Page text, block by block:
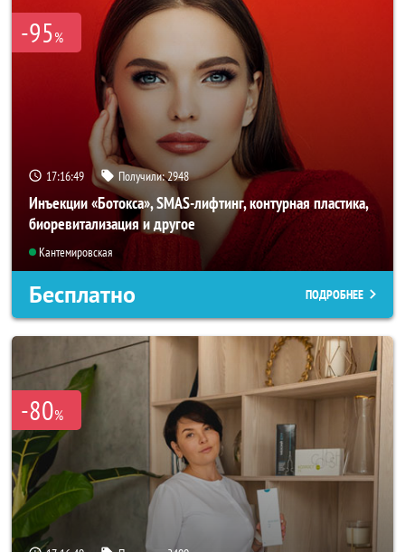
-95%
17:16:47 Получили:2948
Инъекции «Ботокса», SMAS-лифтинг, контурная пластика,
биоревитализация и другое
Кантемировская
Бесплатно ПОДРОБНЕЕ
-80%